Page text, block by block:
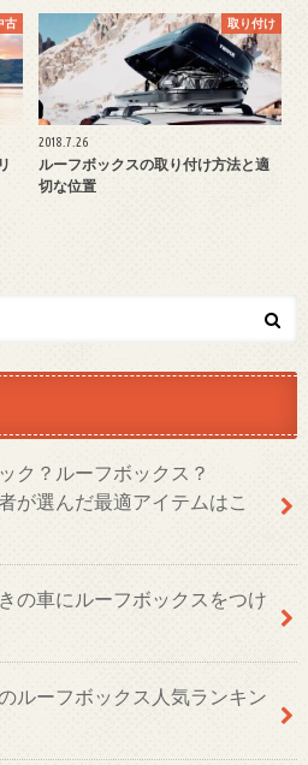
古 取り付け
2018.7.26
ルーフボックスの取り付け方法と適
切な位置
ク？ルーフボックス？
が選んだ最適アイテムはこ
の車にルーフボックスをつけ
ルーフボックス人気ランキン